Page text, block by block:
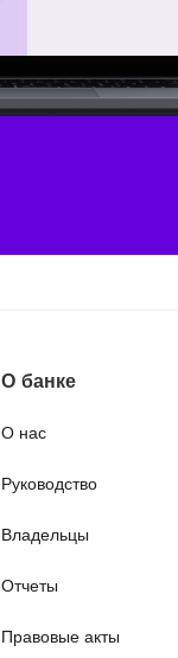
О банке
О нас
Руководство
Владельцы
Отчеты
Правовые акты